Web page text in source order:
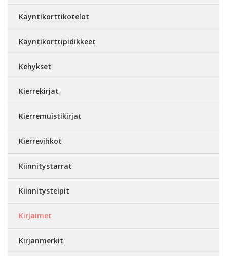
Käyntikorttikotelot
Käyntikorttipidikkeet
Kehykset
Kierrekirjat
Kierremuistikirjat
Kierrevihkot
Kiinnitystarrat
Kiinnitysteipit
Kirjaimet
Kirjanmerkit